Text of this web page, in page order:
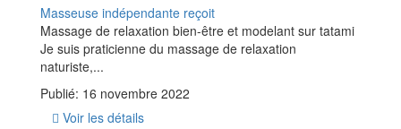
Masseuse indépendante reçoit
Massage de relaxation bien-être et modelant sur tatami
Je suis praticienne du massage de relaxation
naturiste,...
Publié: 16 novembre 2022
Voir les détails